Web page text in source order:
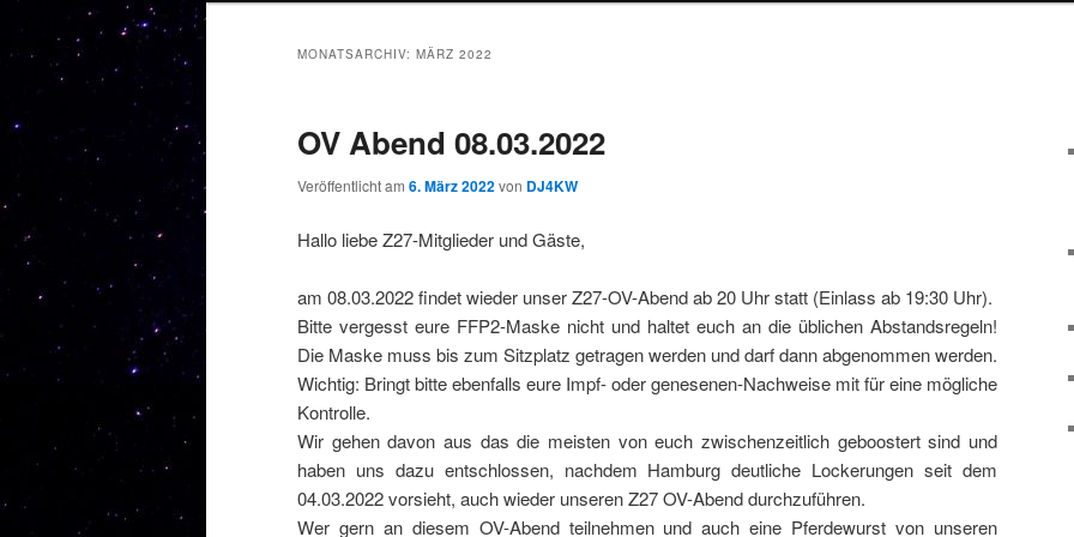
MONATSARCHIV: MÄRZ 2022
OV Abend 08.03.2022
Veröffentlicht am 6. März 2022von DJ4KW
Hallo liebe Z27-Mitglieder und Gäste,
am 08.03.2022 findet wieder unser Z27-OV-Abend ab 20 Uhr statt (Einlass ab 19:30 Uhr).
Bitte vergesst eure FFP2-Maske nicht und haltet euch an die üblichen Abstandsregeln!
Die Maske muss bis zum Sitzplatz getragen werden und darf dann abgenommen werden.
Wichtig: Bringt bitte ebenfalls eure Impf- oder genesenen-Nachweise mit für eine mögliche
Kontrolle.
Wir gehen davon aus das die meisten von euch zwischenzeitlich geboostert sind und
haben uns dazu entschlossen, nachdem Hamburg deutliche Lockerungen seit dem
04.03.2022 vorsieht, auch wieder unseren Z27 OV-Abend durchzuführen.
Wer gern an diesem OV-Abend teilnehmen und auch eine Pferdewurst von unseren